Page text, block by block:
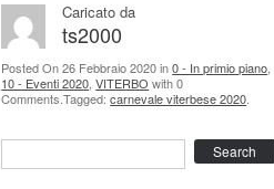
Caricato da
ts2000
Posted On 26 Febbraio 2020 in0 - In primio piano
10 - Eventi 2020 ,VITERBO with 0
Comments.Tagged:carnevale viterbese 2020